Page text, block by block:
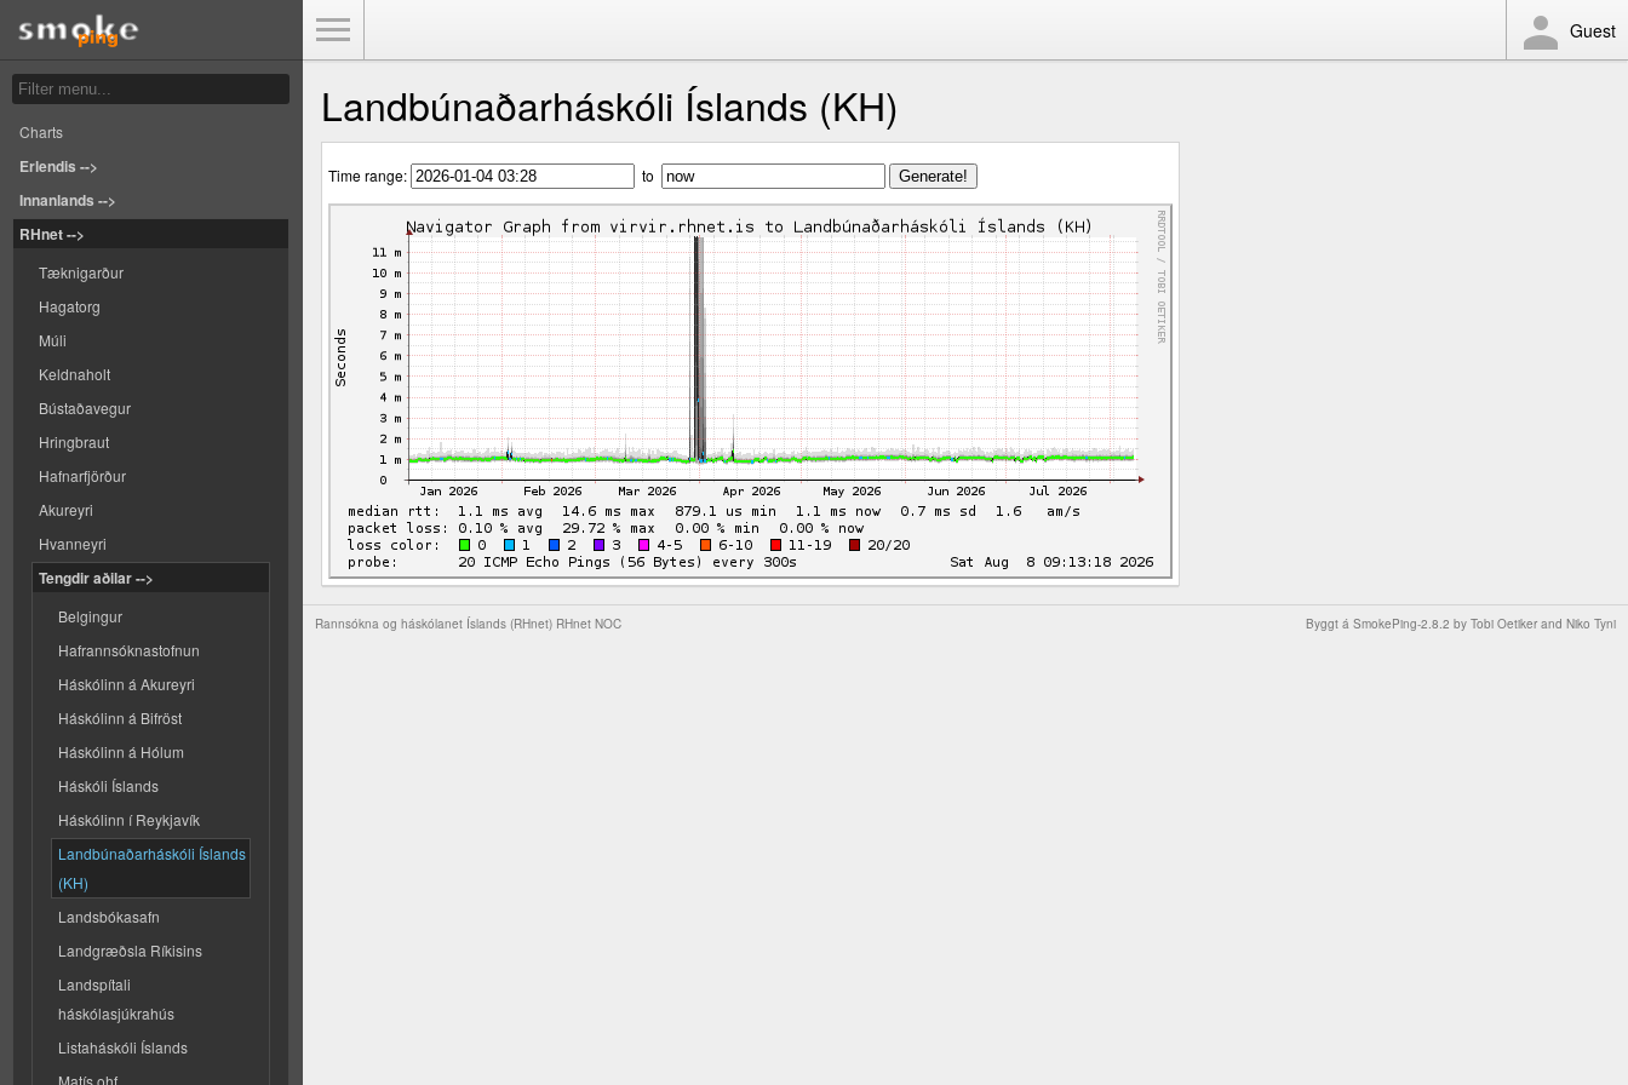
Charts
Erlendis -->
Innanlands -->
RHnet -->
Tæknigarður
Hagatorg
Múli
Keldnaholt
Bústaðavegur
Hringbraut
Hafnarfjörður
Akureyri
Hvanneyri
Tengdir aðilar -->
Belgingur
Hafrannsóknastofnun
Háskólinn á Akureyri
Háskólinn á Bifröst
Háskólinn á Hólum
Háskóli Íslands
Háskólinn í Reykjavík
Landbúnaðarháskóli Íslands
(KH)
Landsbókasafn
Landgræðsla Ríkisins
Landspítali
háskólasjúkrahús
Listaháskóli Íslands
Matís ohf.
Guest
Landbúnaðarháskóli Íslands (KH)
Time range: to
Byggt á SmokePing-2.8.2 by Tobi Oetiker and Niko Tyni
Rannsókna og háskólanet Íslands (RHnet) RHnet NOC